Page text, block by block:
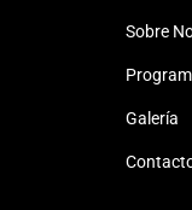
Sobre
Galería